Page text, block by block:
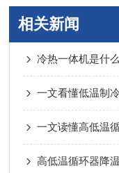
相关新闻
冷热一体机是什
一文看懂低温制
一文读懂高低温
高低温循环器降